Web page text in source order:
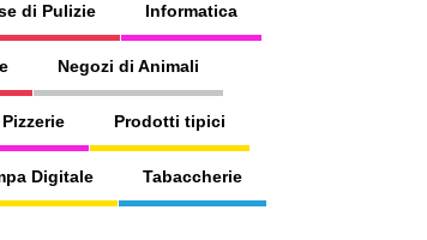
di Pulizie Informatica
Negozi di Animali
Pizzerie Prodotti tipici
Digitale Tabaccherie